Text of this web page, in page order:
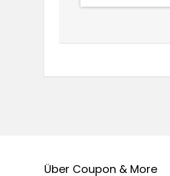
Über Coupon & More